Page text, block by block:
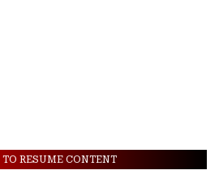
TO RESUME CONTENT